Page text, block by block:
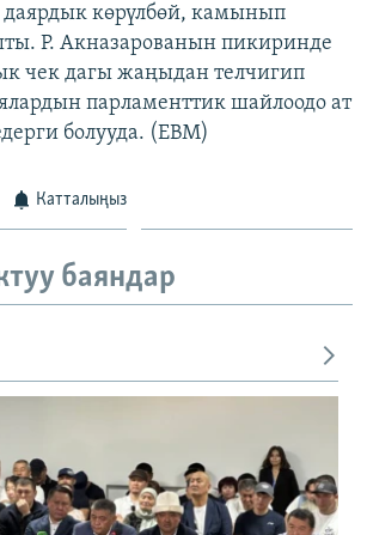
сайттары
даярдык көрүлбөй, камынып
Р. Акназарованын пикиринде
чек дагы жаңыдан телчигип
парламенттик шайлоодо ат
болууда. (EBM)
Катталыңыз
баяндар